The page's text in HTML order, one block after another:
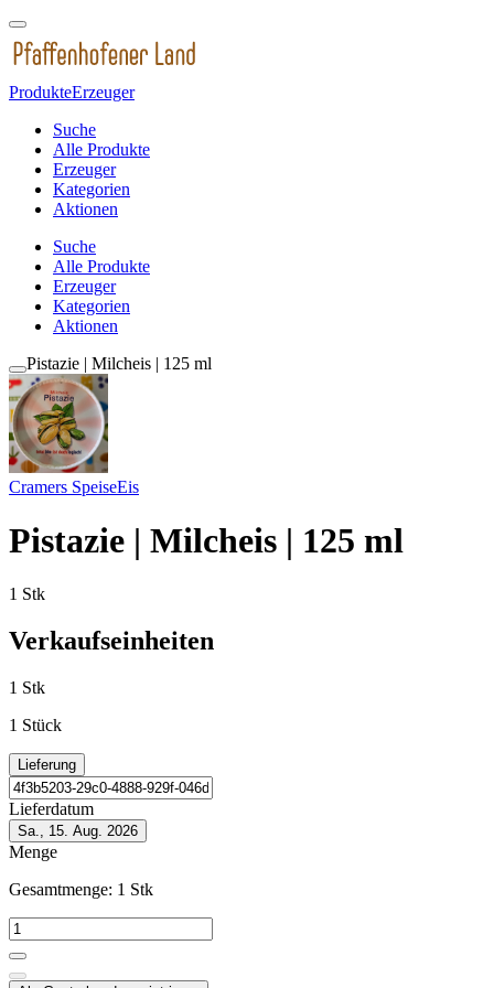
ProdukteErzeuger
Suche
Alle Produkte
Erzeuger
Kategorien
Aktionen
Suche
Alle Produkte
Erzeuger
Kategorien
Aktionen
Pistazie | Milcheis | 125 ml
Cramers SpeiseEis
Pistazie | Milcheis | 125 ml
1 Stk
Verkaufseinheiten
1 Stk
1 Stück
Lieferung
Lieferdatum
Sa., 15. Aug. 2026
Menge
Gesamtmenge: 1 Stk